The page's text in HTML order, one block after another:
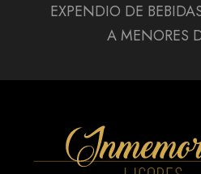
EXPENDIO DE
A MENORES